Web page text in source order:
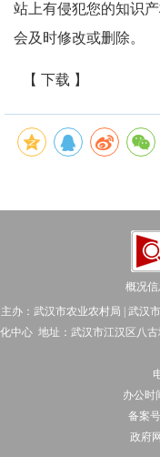
站上有侵犯您的知识
会及时修改或删除。
【 下载 】
概况信
主办：武汉市农业农村局 | 武汉
化中心 地址：武汉市江汉区八
办公时
备案
政府